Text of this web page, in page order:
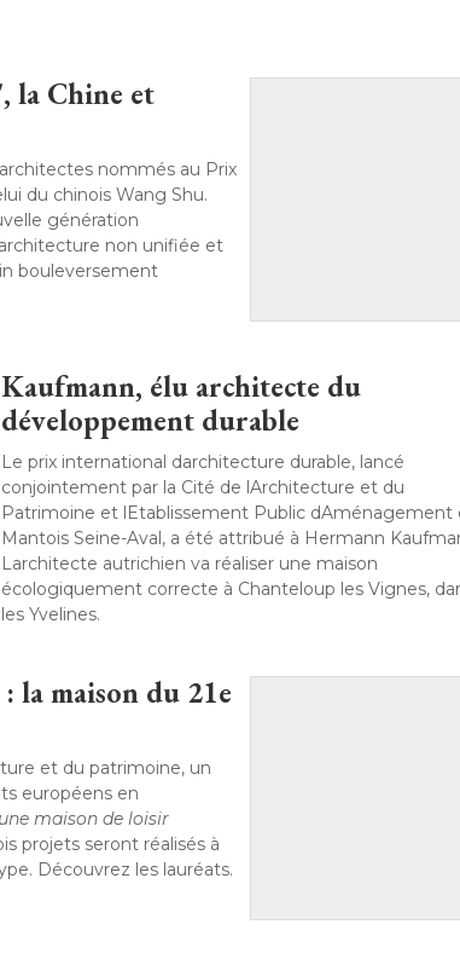
la Chine et
nommés au Prix
du chinois Wang Shu.
génération
non unifiée et
bouleversement
Kaufmann, élu architecte du
développement durable
Le prix international darchitecture durable, lancé
conjointement par la Cité de lArchitecture et du
Patrimoine et lEtablissement Public dAménagement
Mantois Seine-Aval, a été attribué à Hermann
Larchitecte autrichien va réaliser une maison
écologiquement correcte à Chanteloup les Vignes,
les Yvelines.
la maison du 21e
et du patrimoine, un
européens en
maison de loisir
projets seront réalisés à
Découvrez les lauréats.